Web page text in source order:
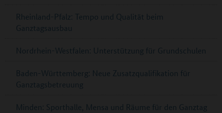
Rheinland-Pfalz: Tempo und Qualität beim
Ganztagsausbau
Nordrhein-Westfalen: Unterstützung für Grundschulen
Baden-Württemberg: Neue Zusatzqualifikation für
Ganztagsbetreuung
Minden: Sporthalle, Mensa und Räume für den Ganztag